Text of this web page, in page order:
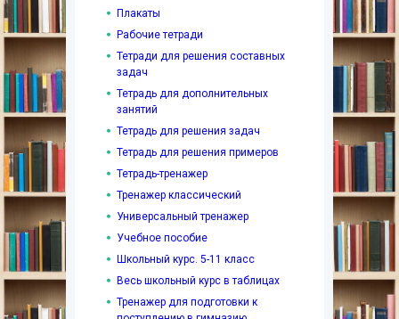
Плакаты
Рабочие тетради
Тетради для решения составных
задач
Тетрадь для дополнительных
занятий
Тетрадь для решения задач
Тетрадь для решения примеров
Тетрадь-тренажер
Тренажер классический
Универсальный тренажер
Учебное пособие
Школьный курс. 5-11 класс
Весь школьный курс в таблицах
Тренажер для подготовки к